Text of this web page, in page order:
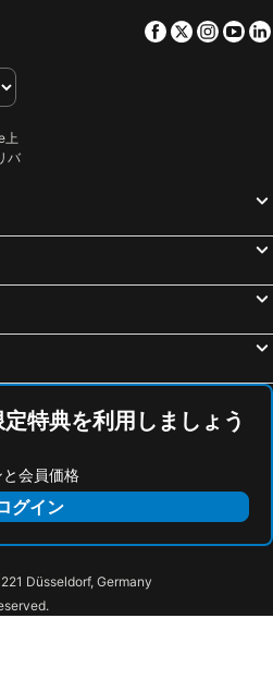
Cadorna – Triennale Metro Station
ルツェルン湖
San Babila
カペル橋
Porta Venezia
旧市街
Centro Italiano Sleddog Husky Village
Terme Bagni Nuovi
Oga
Facebook
Twitter
上
バ
特典を利用しましょう
会員価格
グイン
Düsseldorf, Germany